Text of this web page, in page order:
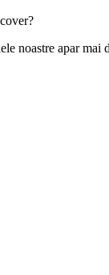
noastre apar mai